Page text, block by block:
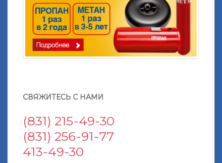
СВЯЖИТЕСЬ С НАМИ
(831) 215-49-30
(831) 256-91-77
413-49-30